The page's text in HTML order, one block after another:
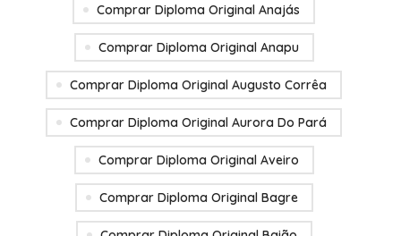
Comprar Diploma Original Anajás
Comprar Diploma Original Anapu
Comprar Diploma Original Augusto Corrêa
Comprar Diploma Original Aurora Do Pará
Comprar Diploma Original Aveiro
Comprar Diploma Original Bagre